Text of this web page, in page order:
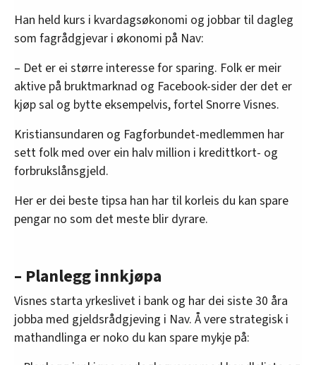
Han held kurs i kvardagsøkonomi og jobbar til dagleg
som fagrådgjevar i økonomi på Nav:
– Det er ei større interesse for sparing. Folk er meir
aktive på bruktmarknad og Facebook-sider der det er
kjøp sal og bytte eksempelvis, fortel Snorre Visnes.
Kristiansundaren og Fagforbundet-medlemmen har
sett folk med over ein halv million i kredittkort- og
forbrukslånsgjeld.
Her er dei beste tipsa han har til korleis du kan spare
pengar no som det meste blir dyrare.
– Planlegg innkjøpa
Visnes starta yrkeslivet i bank og har dei siste 30 åra
jobba med gjeldsrådgjeving i Nav. Å vere strategisk i
mathandlinga er noko du kan spare mykje på: